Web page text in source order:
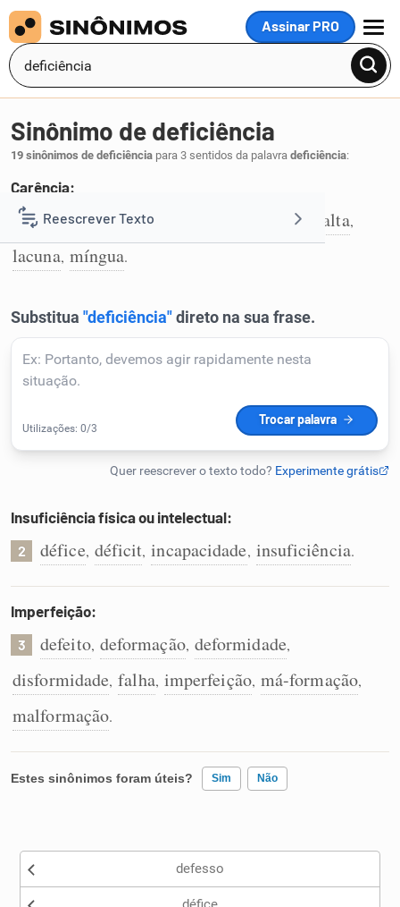
Assinar PRO
MENU
Reescrever Texto
Resumir Texto
Corrigir Texto
Detector de IA
Humanizador de IA
Cata-letras
Conexões
Caça-palavras
Dicionário
Sinônimos
Sinônimo de deficiência
19 sinônimos de deficiência para 3 sentidos da palavra deficiência:
Carência:
1 escassez,curteza privação falta,
lacuna, míngua.
Insuficiência física ou intelectual:
2 défice, déficit, incapacidade, insuficiência.
Imperfeição:
3 defeito, deformação, deformidade,
disformidade, falha, imperfeição, má-formação,
malformação.
Estes sinônimos foram úteis? Sim Não
Nenhum dos sinônimos apresentados me ajudou
defesso